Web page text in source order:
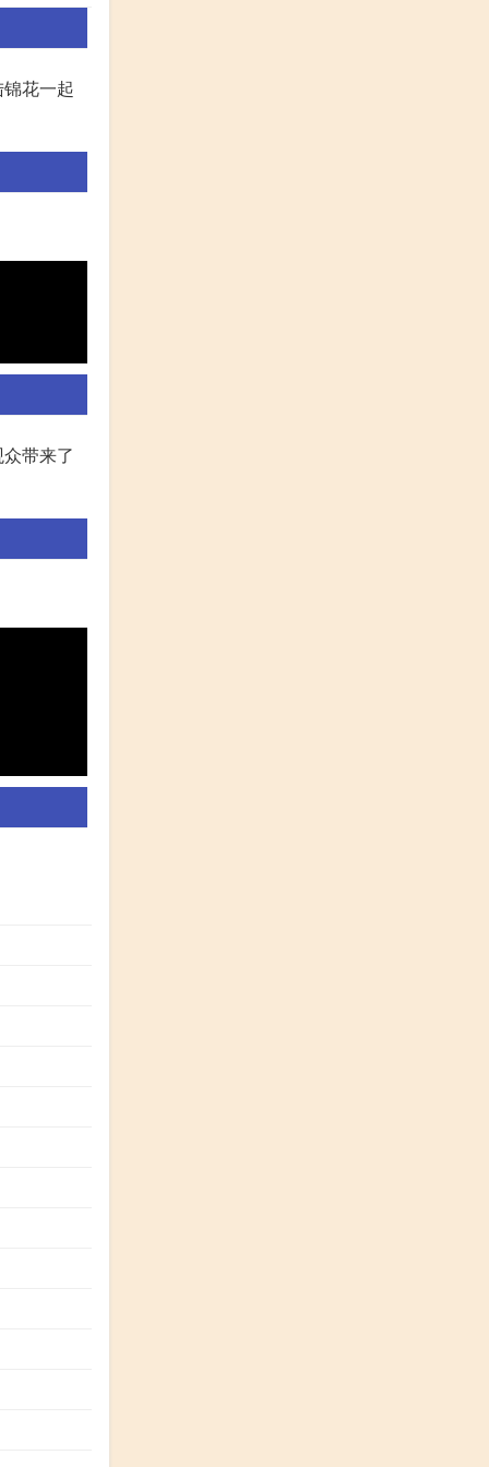
花一起
带来了